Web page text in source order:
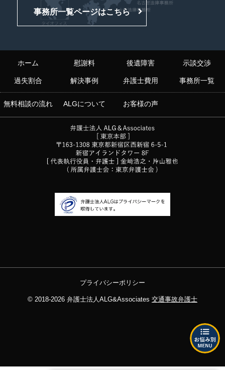
事務所一覧ページはこちら
ホーム 慰謝料 後遺障害 示談交渉
過失割合 解決事例 弁護士費用 事務所一覧
無料相談の流れ ALGについて お客様の声
プライバシーポリシー
© 2018-2026 弁護士法人ALG&Associates 交通事故弁護士